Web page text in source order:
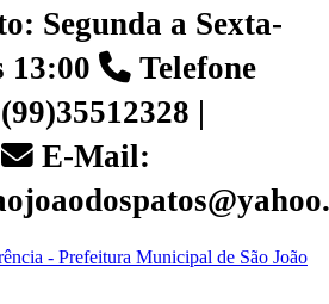
Segunda a Sexta-
13:00
Telefone
|
E-Mail:
- Prefeitura Municipal de São João